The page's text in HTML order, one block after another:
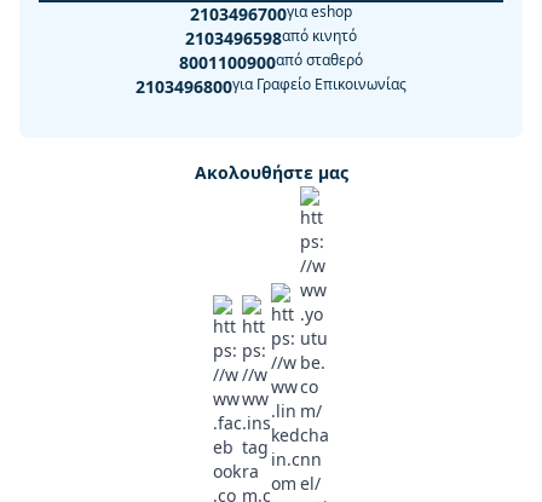
2103496700για eshop
2103496598από κινητό
8001100900από σταθερό
2103496800για Γραφείο Επικοινωνίας
Ακολουθήστε μας